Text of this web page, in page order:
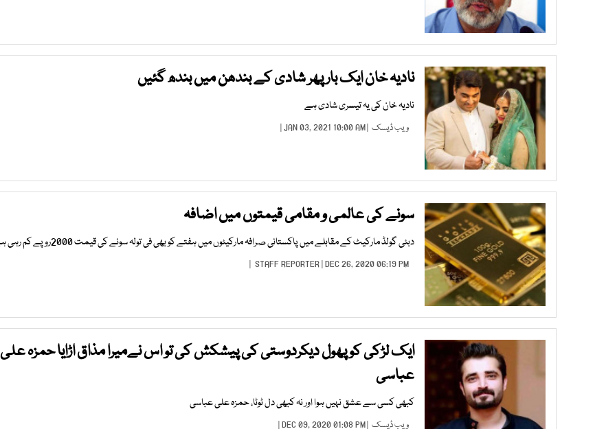
نادیہ خان ایک بار پھر شادی کے بندھن میں بندھ گئیں
نادیہ خان کی یہ تیسری شادی ہے
ویب ڈیسک | JAN 03, 2021 10:00 AM |
سونے کی عالمی و مقامی قیمتوں میں اضافہ
دبئی گولڈ مارکیٹ کے مقابلے میں پاکستانی صرافہ مارکیٹوں میں ہفتے کو بھی فی تولہ سونے کی قیمت 2000روپے کم رہی ہے
STAFF REPORTER| DEC 26, 2020 06:19 PM |
ایک لڑکی کوپھول دیکردوستی کی پیشکش کی تو اس نےمیرا مذاق اڑایا حمزہ علی
عباسی
کبھی کسی سے عشق نہیں ہوا اور نہ کبھی دل ٹوٹا، حمزہ علی عباسی
ویب ڈیسک | DEC 09, 2020 01:08 PM |